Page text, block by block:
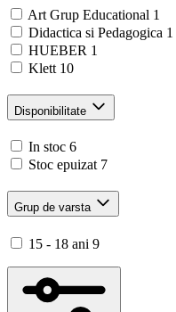
Art Grup Educational 1
Didactica si Pedagogica 1
HUEBER 1
Klett 10
Disponibilitate
In stoc 6
Stoc epuizat 7
Grup de varsta
15 - 18 ani 9